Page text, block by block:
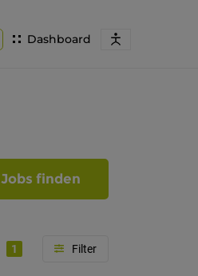
Dashboard
Jobs finden
1